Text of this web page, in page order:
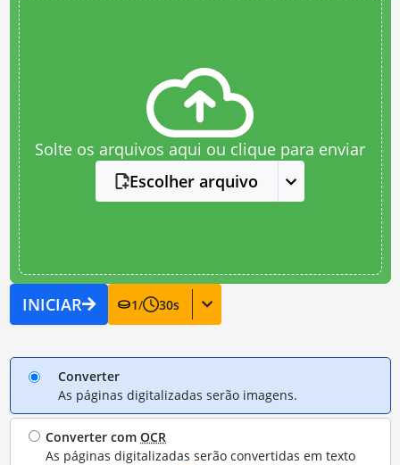
Solte os arquivos aqui ou clique para enviar
Escolher arquivo
INICIAR 1/ 30s
Converter
As páginas digitalizadas serão imagens.
Converter comOCR
As páginas digitalizadas serão convertidas em texto